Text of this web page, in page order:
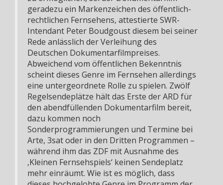
geradezu ein Markenzeichen des öffentlich-
rechtlichen Fernsehens, attestierte SWR-
Intendant Peter Boudgoust diesem bei seiner
Rede anlässlich der Verleihung des
Deutschen Dokumentarfilmpreises.
Abweichend vom öffentlichen Bekenntnis
scheint dieses Genre im Fernsehen allerdings
eine untergeordnete Rolle zu spielen. Zwölf
Regelsendeplätze hält das Erste der ARD für
den abendfüllenden Dokumentarfilm bereit,
dazu kommen noch
Sonderprogrammierungen und Termine bei
Arte, 3sat oder in den Dritten Programmen –
während ihm das ZDF mit Ausnahme des
‚Kleinen Fernsehspiels‘ keinen Sendeplatz
mehr einräumt. Wie ist es möglich, dass